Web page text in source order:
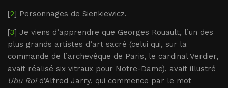
[2] Personnages de Sienkiewicz.
[3] Je viens d’apprendre que Georges Rouault, l’un des
plus grands artistes d’art sacré (celui qui, sur la
commande de l’archevêque de Paris, le cardinal Verdier,
avait réalisé six vitraux pour Notre-Dame), avait illustré
Ubu Roid’Alfred Jarry, qui commence par le mot